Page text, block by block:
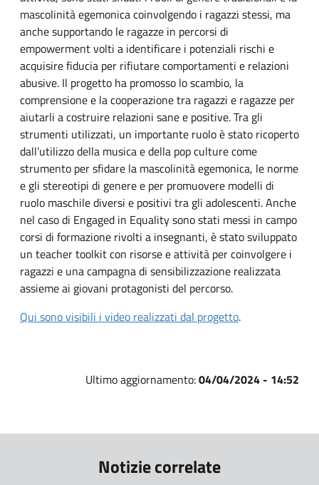
mascolinità egemonica coinvolgendo i ragazzi stessi, ma
anche supportando le ragazze in percorsi di
empowerment volti a identificare i potenziali rischi e
acquisire fiducia per rifiutare comportamenti e relazioni
abusive. Il progetto ha promosso lo scambio, la
comprensione e la cooperazione tra ragazzi e ragazze per
aiutarli a costruire relazioni sane e positive. Tra gli
strumenti utilizzati, un importante ruolo è stato ricoperto
dall’utilizzo della musica e della pop culture come
strumento per sfidare la mascolinità egemonica, le norme
e gli stereotipi di genere e per promuovere modelli di
ruolo maschile diversi e positivi tra gli adolescenti. Anche
nel caso di Engaged in Equality sono stati messi in campo
corsi di formazione rivolti a insegnanti, è stato sviluppato
un teacher toolkit con risorse e attività per coinvolgere i
ragazzi e una campagna di sensibilizzazione realizzata
assieme ai giovani protagonisti del percorso.
Qui sono visibili i video realizzati dal progetto.
Ultimo aggiornamento:04/04/2024 - 14:52
Notizie correlate